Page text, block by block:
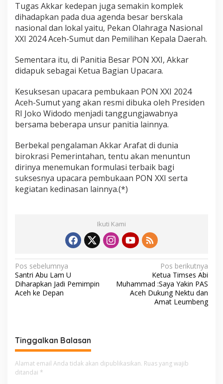
Tugas Akkar kedepan juga semakin komplek
dihadapkan pada dua agenda besar berskala
nasional dan lokal yaitu, Pekan Olahraga Nasional
XXI 2024 Aceh-Sumut dan Pemilihan Kepala Daerah.
Sementara itu, di Panitia Besar PON XXI, Akkar
didapuk sebagai Ketua Bagian Upacara.
Kesuksesan upacara pembukaan PON XXI 2024
Aceh-Sumut yang akan resmi dibuka oleh Presiden
RI Joko Widodo menjadi tanggungjawabnya
bersama beberapa unsur panitia lainnya.
Berbekal pengalaman Akkar Arafat di dunia
birokrasi Pemerintahan, tentu akan menuntun
dirinya menemukan formulasi terbaik bagi
suksesnya upacara pembukaan PON XXI serta
kegiatan kedinasan lainnya.(*)
Ikuti Kami
N
a
v
a
s
i
p
Pos sebelumnya
Santri Abu Lam U
Diharapkan Jadi Pemimpin
Aceh ke Depan
Pos berikutnya
Ketua Timses Abi
Muhammad :Saya Yakin PAS
Aceh Dukung Nektu dan
Amat Leumbeng
Tinggalkan Balasan
Alamat email Anda tidak akan dipublikasikan. Ruas yang wajib
ditandai *